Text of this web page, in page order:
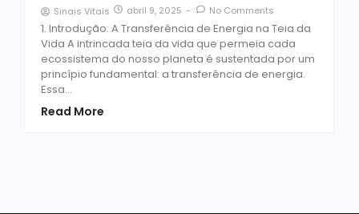
Sinais Vitais abril 9, 2025 - No Comments
1. Introdução: A Transferência de Energia na Teia da
Vida A intrincada teia da vida que permeia cada
ecossistema do nosso planeta é sustentada por um
princípio fundamental: a transferência de energia.
Essa...
Read More